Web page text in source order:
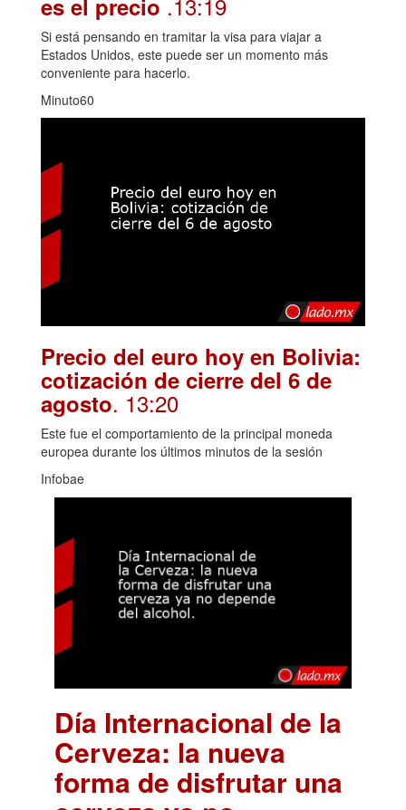
es el precio
Si está pensando en tramitar la visa para viajar a
Estados Unidos, este puede ser un momento más
conveniente para hacerlo.
Minuto60
Precio del euro hoy en Bolivia:
cotización de cierre del 6 de
agosto. 13:20
Este fue el comportamiento de la principal moneda
europea durante los últimos minutos de la sesión
Infobae
Día Internacional de la
Cerveza: la nueva
forma de disfrutar una